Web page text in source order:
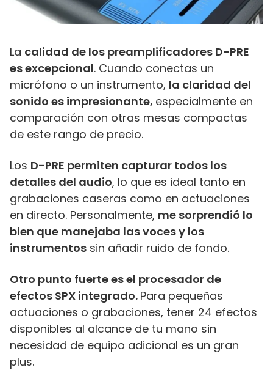
La calidad de los preamplificadores D-PRE
es excepcional. Cuando conectas un
micrófono o un instrumento, la claridad del
sonido es impresionante, especialmente en
comparación con otras mesas compactas
de este rango de precio.
Los D-PRE permiten capturar todos los
detalles del audio, lo que es ideal tanto en
grabaciones caseras como en actuaciones
en directo. Personalmente, me sorprendió lo
bien que manejaba las voces y los
instrumentos sin añadir ruido de fondo.
Otro punto fuerte es el procesador de
efectos SPX integrado. Para pequeñas
actuaciones o grabaciones, tener 24 efectos
disponibles al alcance de tu mano sin
necesidad de equipo adicional es un gran
plus.